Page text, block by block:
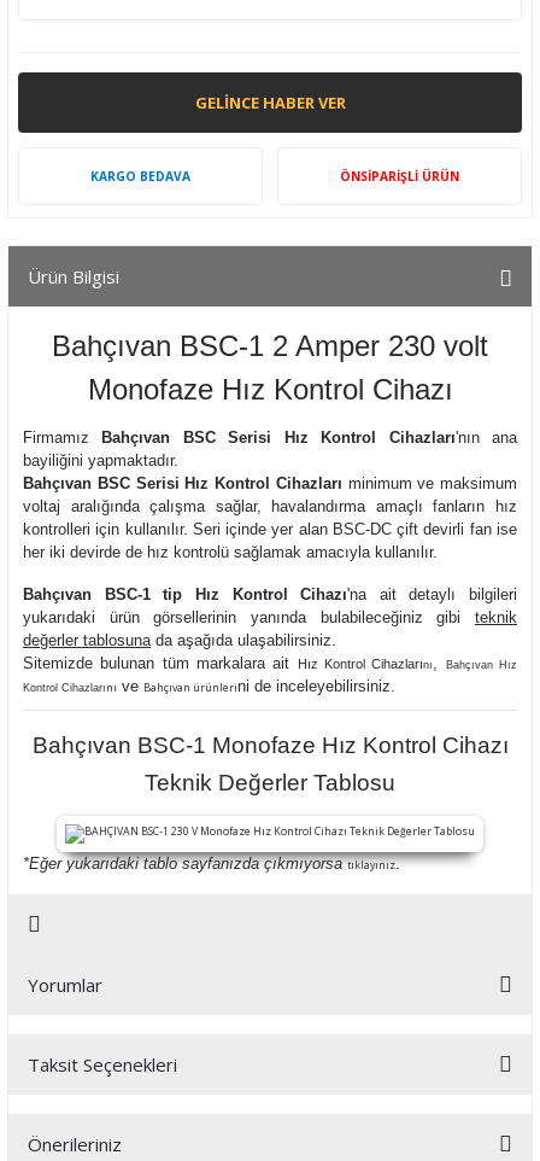
GELINCE HABER VER
KARGO BEDAVA ÖNSİPARİŞLİ ÜRÜN
Ürün Bilgisi
Bahçıvan BSC-1 2 Amper 230 volt
Monofaze Hız Kontrol Cihazı
Firmamız Bahçıvan BSC Serisi Hız Kontrol Cihazları'nın ana
bayiliğini yapmaktadır.
Bahçıvan BSC Serisi Hız Kontrol Cihazları minimum ve maksimum
voltaj aralığında çalışma sağlar, havalandırma amaçlı fanların hız
kontrolleri için kullanılır. Seri içinde yer alan BSC-DC çift devirli fan ise
her iki devirde de hız kontrolü sağlamak amacıyla kullanılır.
Bahçıvan BSC-1 tip Hız Kontrol Cihazı'na ait detaylı bilgileri
yukarıdaki ürün görsellerinin yanında bulabileceğiniz gibi teknik
değerler tablosunada aşağıda ulaşabilirsiniz.
Sitemizde bulunan tüm markalara ait
Hız Kontrol Cihazlarını ,
Bahçıvan Hız
Kontrol Cihazları nı ve Bahçıvan ürünlerini de inceleyebilirsiniz.
Bahçıvan BSC-1 Monofaze Hız Kontrol Cihazı
Teknik Değerler Tablosu
*Eğer yukarıdaki tablo sayfanızda çıkmıyorsatıklayınız.
Yorumlar
Bu ürüne ilk yorumu siz yapın!
Taksit Seçenekleri
Önerileriniz